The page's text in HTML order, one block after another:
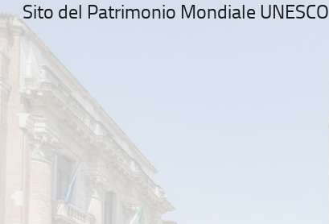
Sito del Patrimonio Mondiale UNESCO